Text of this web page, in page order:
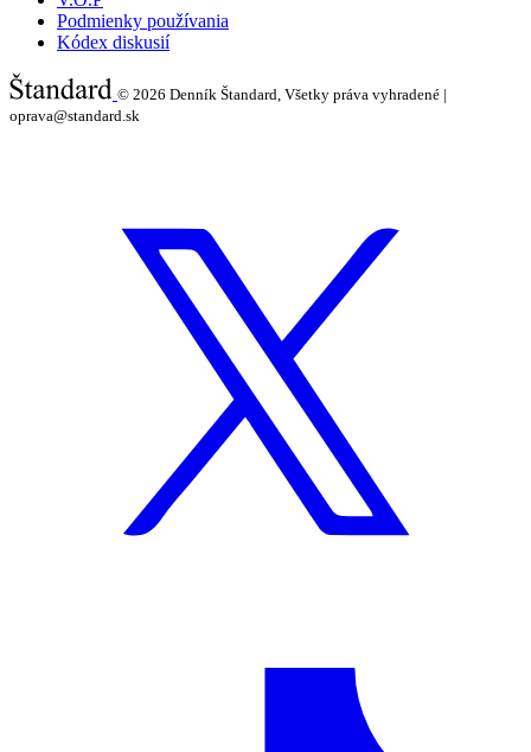
Podmienky používania
Kódex diskusií
© 2026 Denník Štandard, Všetky práva vyhradené |
oprava@standard.sk